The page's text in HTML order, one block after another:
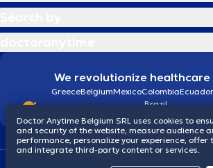
We revolutionize
GreeceBelgiumMexicoColombiaEcuador
Brazil
Terms and conditionsCookies
Doctor Anytime Belgium SRL uses cookies to
and security of the website, measure audience
performance, personalize your experience,
and integrate third-party content or services.